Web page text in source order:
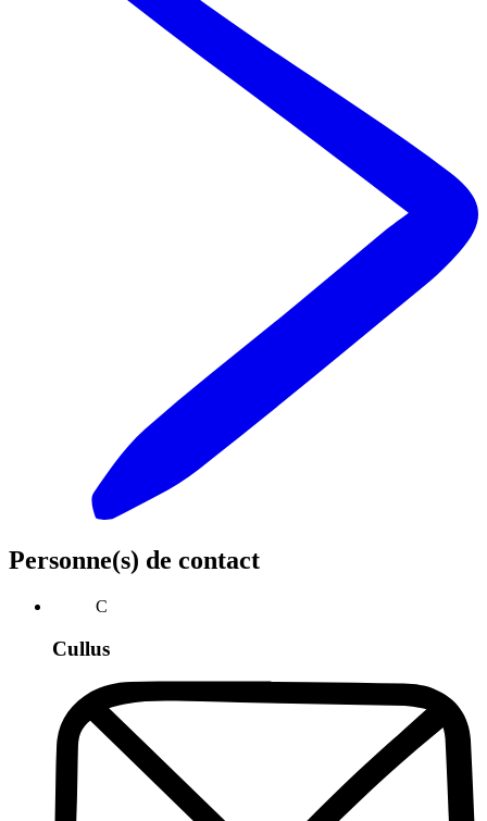
Personne(s) de contact
C
Cullus